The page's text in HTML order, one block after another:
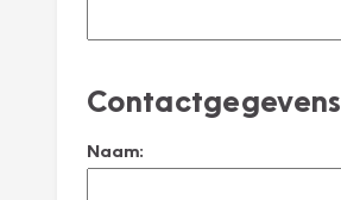
Contactgegevens
Naam: